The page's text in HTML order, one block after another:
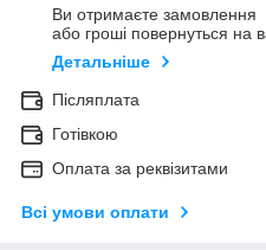
Ви отримаєте замовлення
або гроші повернуться на
Детальніше
Післяплата
Готівкою
Оплата за реквізитами
Всі умови оплати